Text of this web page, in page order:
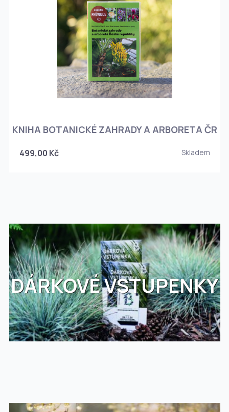
KNIHA BOTANICKÉ ZAHRADY A ARBORETA ČR
499,00 Kč Skladem
DÁRKOVÉ VSTUPENKY